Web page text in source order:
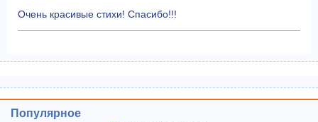
Очень красивые стихи! Спасибо!!!
Популярное